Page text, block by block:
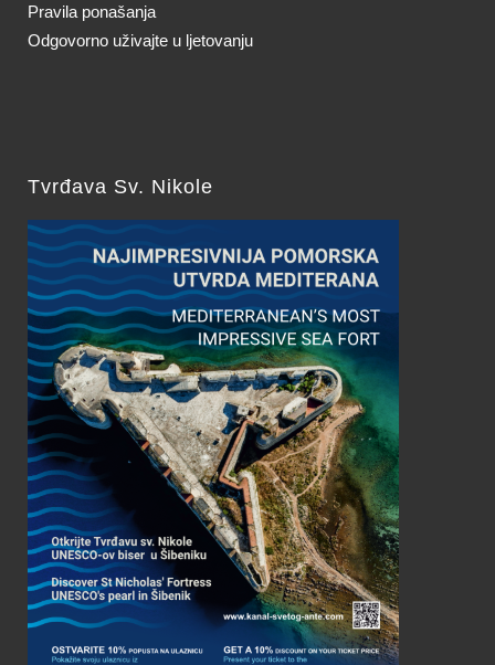
Pravila ponašanja
Odgovorno uživajte u ljetovanju
Tvrđava Sv. Nikole